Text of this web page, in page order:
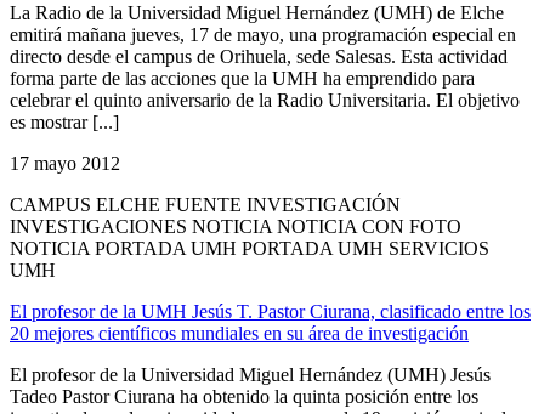
La Radio de la Universidad Miguel Hernández (UMH) de Elche
emitirá mañana jueves, 17 de mayo, una programación especial en
directo desde el campus de Orihuela, sede Salesas. Esta actividad
forma parte de las acciones que la UMH ha emprendido para
celebrar el quinto aniversario de la Radio Universitaria. El objetivo
es mostrar [...]
17 mayo 2012
CAMPUS ELCHE FUENTE INVESTIGACIÓN
INVESTIGACIONES NOTICIA NOTICIA CON FOTO
NOTICIA PORTADA UMH PORTADA UMH SERVICIOS
UMH
El profesor de la UMH Jesús T. Pastor Ciurana, clasificado entre los
20 mejores científicos mundiales en su área de investigación
El profesor de la Universidad Miguel Hernández (UMH) Jesús
Tadeo Pastor Ciurana ha obtenido la quinta posición entre los